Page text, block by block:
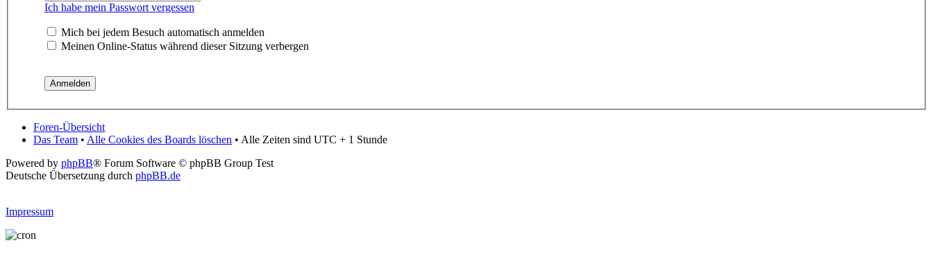
Ich habe mein Passwort vergessen
Mich bei jedem Besuch automatisch anmelden
Meinen Online-Status während dieser Sitzung verbergen
Foren-Übersicht
Das Team • Alle Cookies des Boards löschen • Alle Zeiten sind UTC + 1 Stunde
Powered by phpBB® Forum Software © phpBB Group Test
Deutsche Übersetzung durch phpBB.de
Impressum